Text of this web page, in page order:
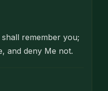
remember you;
and deny Me not.